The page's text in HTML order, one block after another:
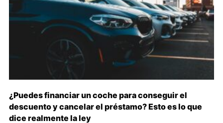
¿Puedes financiar un coche para conseguir el
descuento y cancelar el préstamo? Esto es lo que
dice realmente la ley